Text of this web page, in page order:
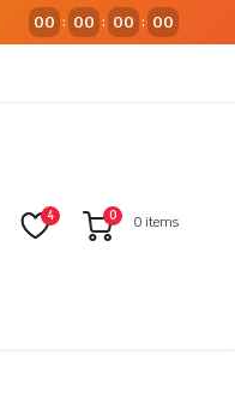
00 : 00 : 00 : 00
4 0 0 items